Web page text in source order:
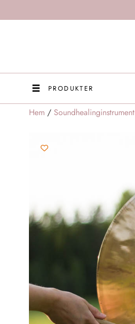
PRODUKTER
Hem / Soundhealinginstrument